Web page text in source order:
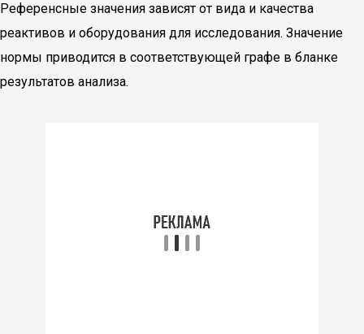
Референсные значения зависят от вида и качества
реактивов и оборудования для исследования. Значение
нормы приводится в соответствующей графе в бланке
результатов анализа.